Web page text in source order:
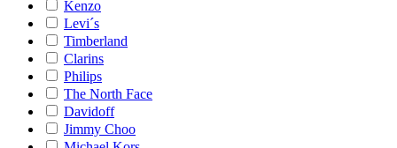
Kenzo
Levi´s
Timberland
Clarins
Philips
The North Face
Davidoff
Jimmy Choo